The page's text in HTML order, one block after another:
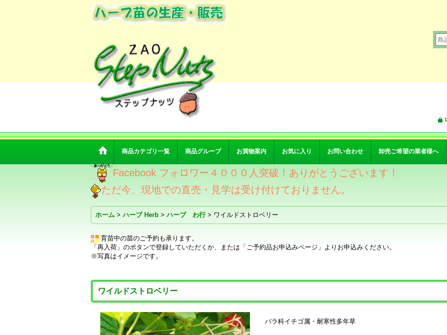
商品カテゴリ一覧 商品グループ お買物案内 お気に入り お問い合わせ 卸売ご希望の業者様へ
Facebook フォロワー４０００人突破！ありがとうございます！
ただ今、現地での直売・見学は受け付けておりません。
ホーム > ハーブ Herb > ハーブ わ行 > ワイルドストロベリー
育苗中の苗のご予約も承ります。
「再入荷」のボタンで登録していただくか、または「ご予約品お申込みページ」よりお申込みください。
※写真はイメージです。
ワイルドストロベリー
バラ科イチゴ属・耐寒性多年草